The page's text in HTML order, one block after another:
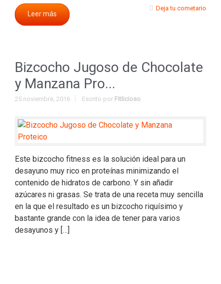
Leer más
Deja tu cometario
Bizcocho Jugoso de Chocolate
y Manzana Pro...
25 noviembre, 2016 Escrito por Fitlicioso
Este bizcocho fitness es la solución ideal para un
desayuno muy rico en proteínas minimizando el
contenido de hidratos de carbono. Y sin añadir
azúcares ni grasas. Se trata de una receta muy sencilla
en la que el resultado es un bizcocho riquísimo y
bastante grande con la idea de tener para varios
desayunos y […]